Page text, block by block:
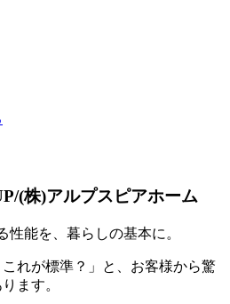
(株)アルプスピアホーム
性能を、暮らしの基本に。
これが標準？」と、お客様から驚
ます。